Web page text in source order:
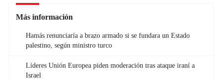
Más información
Hamás renunciaría a brazo armado si se fundara un Estado
palestino, según ministro turco
Líderes Unión Europea piden moderación tras ataque iraní a
Israel